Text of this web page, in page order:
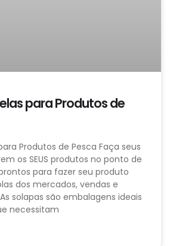
para Produtos de
Produtos de Pesca Faça seus
os SEUS produtos no ponto de
para fazer seu produto
dos mercados, vendas e
solapas são embalagens ideais
necessitam